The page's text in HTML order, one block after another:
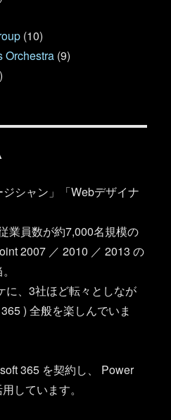
(10)
Orchestra (9)
ジシャン」「Webデザイナ
業員数が約7,000名規模の
2007 ／ 2010 ／ 2013 の
に、3社ほど転々としなが
) 全般を楽しんでいま
365 を契約し、 Power
しています。